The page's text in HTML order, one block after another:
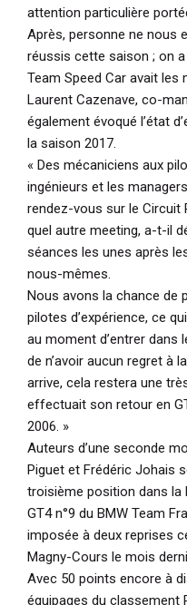
attention particulière
Après, personne ne nous
réussis cette saison ; on
Team Speed Car avait les
Laurent Cazenave, co-
également évoqué l’état
la saison 2017.
« Des mécaniciens aux
ingénieurs et les
rendez-vous sur le Circuit
quel autre meeting, a-t-il
séances les unes après
nous-mêmes.
Nous avons la chance de
pilotes d’expérience, ce
au moment d’entrer dans
de n’avoir aucun regret à
arrive, cela restera une
effectuait son retour en
2006. »
Auteurs d’une seconde
Piguet et Frédéric Johais
troisième position dans la
GT4 n°9 du BMW Team
imposée à deux reprises
Magny-Cours le mois
Avec 50 points encore à
équipages du classement